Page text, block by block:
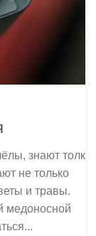
знают толк
не только
и травы.
медоносной